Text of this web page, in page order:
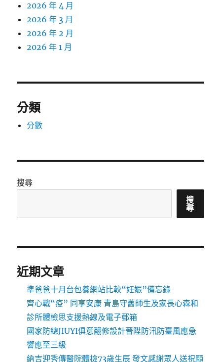
2026 年 4 月
2026 年 3 月
2026 年 2 月
2026 年 1 月
分類
分數
搜尋
搜
尋
近期文章
準爸爸十月台包養網站比較“妊娠”備忘錄
齊心戰“疫” 同享安康 青島守舊師生及家長心森和
診所體檢思支援熱線及電子郵箱
國家防總JIUYI俱意翻修設計晉陞防汛防臺風應急
響應至三級
納吉迎秀傳醫院體檢73歲生辰 發文感謝眾人送祝願